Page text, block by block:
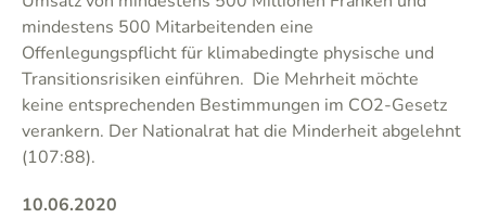
mindestens 500 Mitarbeitenden eine
Offenlegungspflicht für klimabedingte physische und
Transitionsrisiken einführen. Die Mehrheit möchte
keine entsprechenden Bestimmungen im CO2-Gesetz
verankern. Der Nationalrat hat die Minderheit abgelehnt
(107:88).
10.06.2020